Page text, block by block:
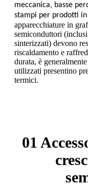
meccanica, basse
stampi per prodotti
apparecchiature in
semiconduttori
sinterizzati) devono
riscaldamento e
durata, è
utilizzati presentino
termici.
01